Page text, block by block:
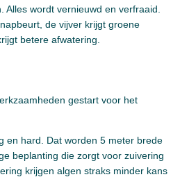
Alles wordt vernieuwd en verfraaid.
de vijver krijgt groene
betere afwatering.
gestart voor het
en hard. Dat worden 5 meter brede
beplanting die zorgt voor zuivering
krijgen algen straks minder kans